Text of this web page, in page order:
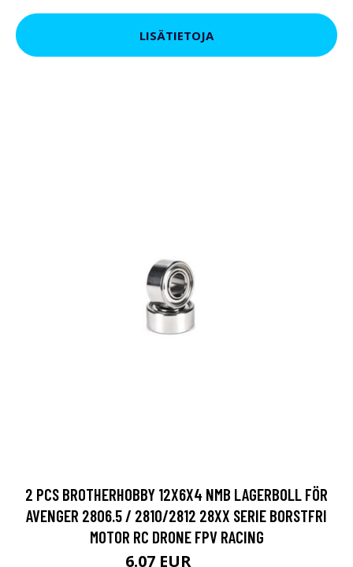
LISÄTIETOJA
2 PCS BROTHERHOBBY 12X6X4 NMB LAGERBOLL FÖR
AVENGER 2806.5 / 2810/2812 28XX SERIE BORSTFRI
MOTOR RC DRONE FPV RACING
6.07 EUR